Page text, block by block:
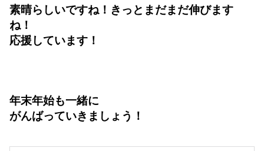
素晴らしいですね！きっとまだまだ伸びます
ね！
応援しています！
年末年始も一緒に
がんばっていきましょう！